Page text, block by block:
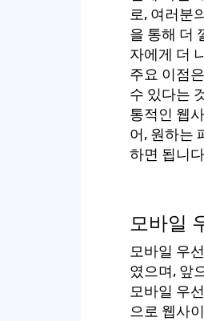
로, 여러분
을 통해 더
자에게 더
주요 이점
수 있다는
통적인 웹
어, 원하는
하면 됩니
모바일
모바일 우
였으며, 앞
모바일 우
으로 웹사